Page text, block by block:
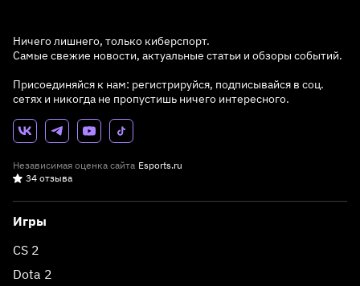
Ничего лишнего, только киберспорт.
Самые свежие новости, актуальные статьи и обзоры событий.
Присоединяйся к нам: регистрируйся, подписывайся в соц.
сетях и никогда не пропустишь ничего интересного.
Независимая оценка сайта Esports.ru
34 отзыва
Игры
CS 2
Dota 2